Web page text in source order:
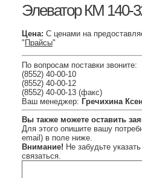
Элеватор КМ 140-
Цена: С ценами на
" Прайсы"
По вопросам поставки звоните:
(8552) 40-00-10
(8552) 40-00-12
(8552) 40-00-13 (факс)
Ваш менеджер: Гречихина
Вы также можете оставить
Для этого опишите вашу
email) в поле ниже.
Внимание! Не забудьте
связаться.